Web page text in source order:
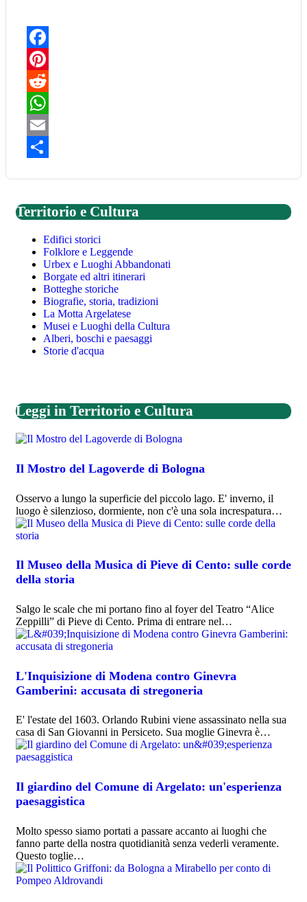
Facebook
Pinterest
Reddit
WhatsApp
Email
Territorio e Cultura
Edifici storici
Folklore e Leggende
Urbex e Luoghi Abbandonati
Borgate ed altri itinerari
Botteghe storiche
Biografie, storia, tradizioni
La Motta Argelatese
Musei e Luoghi della Cultura
Alberi, boschi e paesaggi
Storie d'acqua
Leggi in Territorio e Cultura
Il Mostro del Lagoverde di Bologna
Osservo a lungo la superficie del piccolo lago. E' inverno, il
luogo è silenzioso, dormiente, non c'è una sola increspatura…
Il Museo della Musica di Pieve di Cento: sulle corde
della storia
Salgo le scale che mi portano fino al foyer del Teatro “Alice
Zeppilli” di Pieve di Cento. Prima di entrare nel…
L'Inquisizione di Modena contro Ginevra
Gamberini: accusata di stregoneria
E' l'estate del 1603. Orlando Rubini viene assassinato nella sua
casa di San Giovanni in Persiceto. Sua moglie Ginevra è…
Il giardino del Comune di Argelato: un'esperienza
paesaggistica
Molto spesso siamo portati a passare accanto ai luoghi che
fanno parte della nostra quotidianità senza vederli veramente.
Questo toglie…